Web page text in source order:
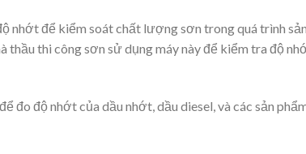
nhớt để kiểm soát chất lượng sơn trong quá trình
thầu thi công sơn sử dụng máy này để kiểm tra độ
đo độ nhớt của dầu nhớt, dầu diesel, và các sản